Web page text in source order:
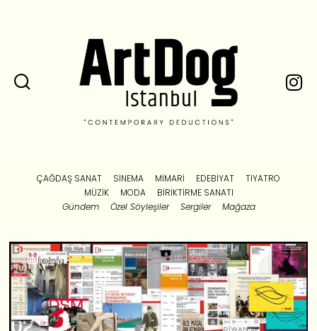
ÇAĞDAŞ SANAT SINEMA MIMARI EDEBIYAT
TIYATRO
MÜZIK
MODA
BIRIKTIRME SANATI
Gündem
Özel Söyleşiler Sergiler Mağaza